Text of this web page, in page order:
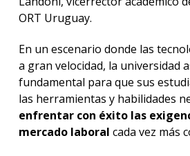
ORT Uruguay.
En un escenario donde las
a gran velocidad, la universidad
fundamental para que sus
las herramientas y habilidades
enfrentar con éxito las
mercado laboral cada vez más